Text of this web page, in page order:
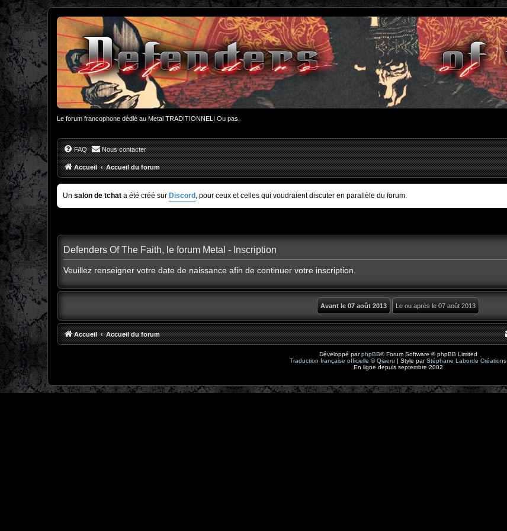
Le forum francophone dédié au Metal TRADITIONNEL! Ou pas.
FAQ Nous contacter
Accueil Accueil du forum
Un salon de tchat a été créé sur Discord , pour ceux et celles qui voudraient discuter en parallèle du forum.
Defenders Of The Faith, le forum Metal - Inscription
Veuillez renseigner votre date de naissance afin de continuer votre inscription.
Accueil Accueil du forum
Développé parphpBB® Forum Software © phpBB Limited
Traduction française officielle ©Qiaeru | Style parStéphane Laborde Créations
En ligne depuis septembre 2002